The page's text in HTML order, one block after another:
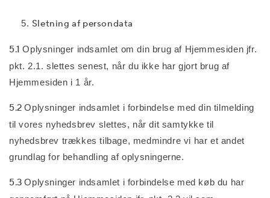
Sletning af persondata
5.1Oplysninger indsamlet om din brug af Hjemmesiden jfr.
pkt. 2.1. slettes senest, når du ikke har gjort brug af
Hjemmesiden i 1 år.
5.2Oplysninger indsamlet i forbindelse med din tilmelding
til vores nyhedsbrev slettes, når dit samtykke til
nyhedsbrev trækkes tilbage, medmindre vi har et andet
grundlag for behandling af oplysningerne.
5.3Oplysninger indsamlet i forbindelse med køb du har